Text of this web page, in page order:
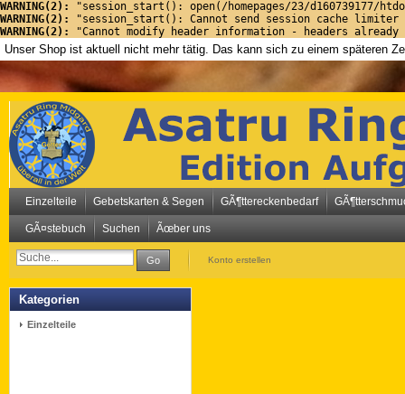
WARNING(2):
"session_start(): open(/homepages/23/d160739177/
WARNING(2):
"session_start(): Cannot send session cache limiter
WARNING(2):
"Cannot modify header information - headers
Unser Shop ist aktuell nicht mehr tätig. Das kann sich zu einem späteren
Einzelteile Gebetskarten & Segen GÃ¶ttereckenbedarf
GÃ¤stebuch Suchen Ãœber uns
Go Konto erstellen
Kategorien
Einzelteile